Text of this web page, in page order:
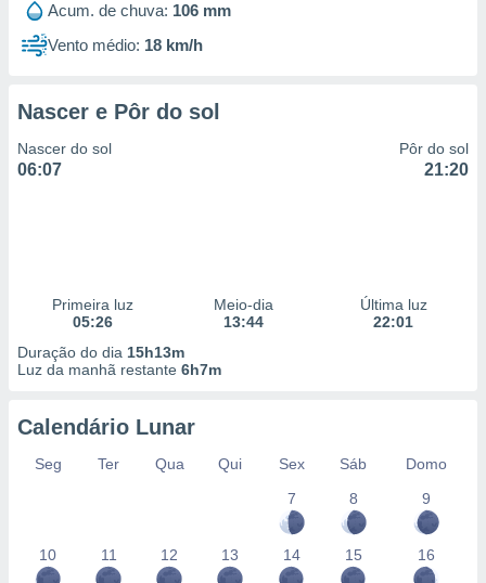
Acum. de chuva: 106 mm
Vento médio: 18 km/h
Nascer e Pôr do sol
Nascer do sol
06:07
Pôr do sol
21:20
Primeira luz
05:26
Meio-dia
13:44
Última luz
22:01
Duração do dia 15h13m
Luz da manhã restante 6h7m
Calendário Lunar
Seg Ter Qua Qui Sex Sáb
Domo
7
8 9
10 11 12 13 14 15 16